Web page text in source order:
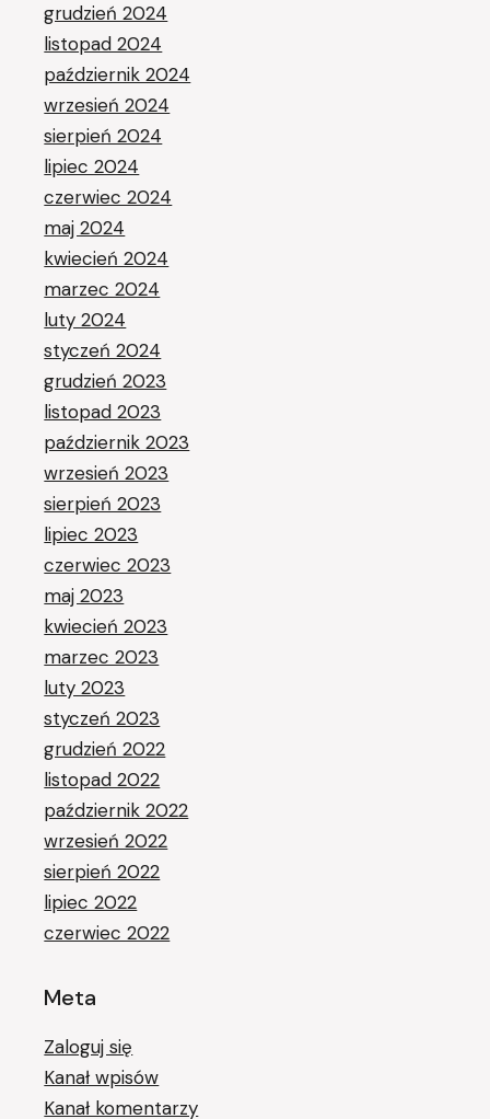
grudzień 2024
listopad 2024
październik 2024
wrzesień 2024
sierpień 2024
lipiec 2024
czerwiec 2024
maj 2024
kwiecień 2024
marzec 2024
luty 2024
styczeń 2024
grudzień 2023
listopad 2023
październik 2023
wrzesień 2023
sierpień 2023
lipiec 2023
czerwiec 2023
maj 2023
kwiecień 2023
marzec 2023
luty 2023
styczeń 2023
grudzień 2022
listopad 2022
październik 2022
wrzesień 2022
sierpień 2022
lipiec 2022
czerwiec 2022
Meta
Zaloguj się
Kanał wpisów
Kanał komentarzy